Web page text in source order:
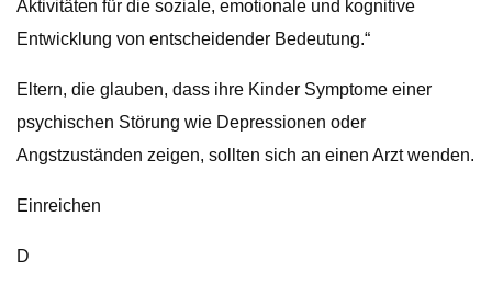
Aktivitäten für die soziale, emotionale und kognitive
Entwicklung von entscheidender Bedeutung.“
Eltern, die glauben, dass ihre Kinder Symptome einer
psychischen Störung wie Depressionen oder
Angstzuständen zeigen, sollten sich an einen Arzt wenden.
Einreichen
D